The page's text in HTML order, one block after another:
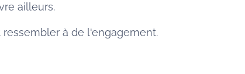
ailleurs.
à de l'engagement.